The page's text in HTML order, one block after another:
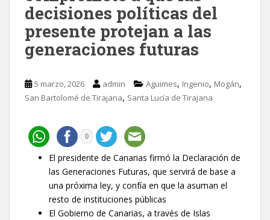
decisiones políticas del
presente protejan a las
generaciones futuras
5 marzo, 2026 admin Agüimes, Ingenio, Mogán,
San Bartolomé de Tirajana, Santa Lucía de Tirajana
0
El presidente de Canarias firmó la Declaración de
las Generaciones Futuras, que servirá de base a
una próxima ley, y confía en que la asuman el
resto de instituciones públicas
El Gobierno de Canarias, a través de Islas